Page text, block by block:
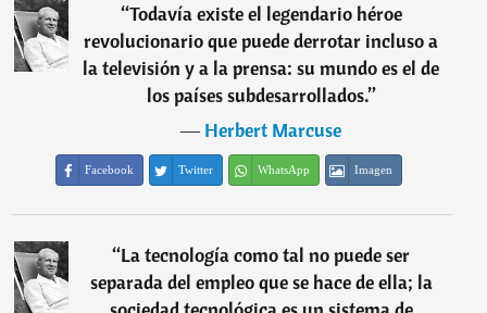
“Todavía existe el legendario héroe
revolucionario que puede derrotar incluso a
la televisión y a la prensa: su mundo es el de
los países subdesarrollados.”
―Herbert Marcuse
Facebook Twitter WhatsApp Imagen
“La tecnología como tal no puede ser
separada del empleo que se hace de ella; la